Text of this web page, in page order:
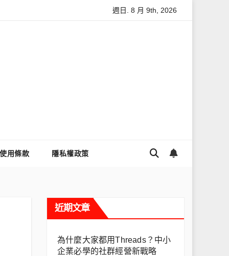
怎麼讓Threads流量變多？高效提升流量的完整教學
週日. 8 月 9th, 2026
使用條款 隱私權政策
近期文章
為什麼大家都用Threads？中小
企業必學的社群經營新戰略